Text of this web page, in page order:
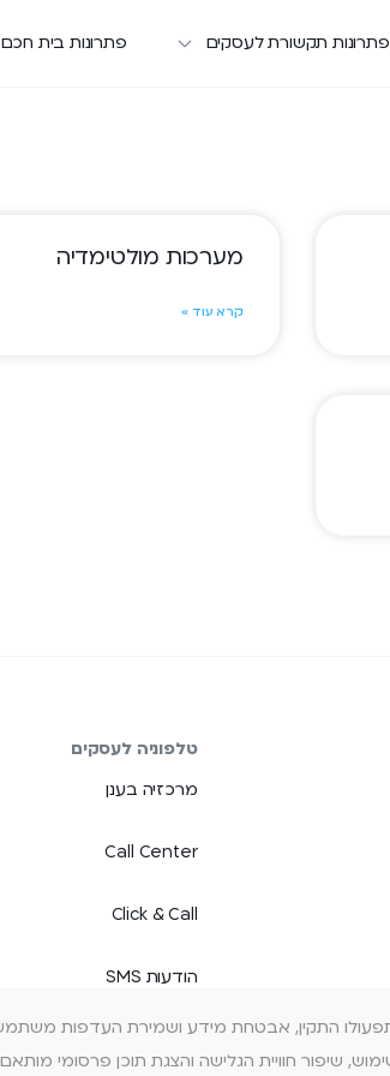
פתרונות תקשורת לעסקים פתרונות בית חכם
מערכות מולטימדיה
קרא עוד »
טלפוניה לעסקים
מרכזיה בענן
Call Center
Click & Call
הודעות SMS